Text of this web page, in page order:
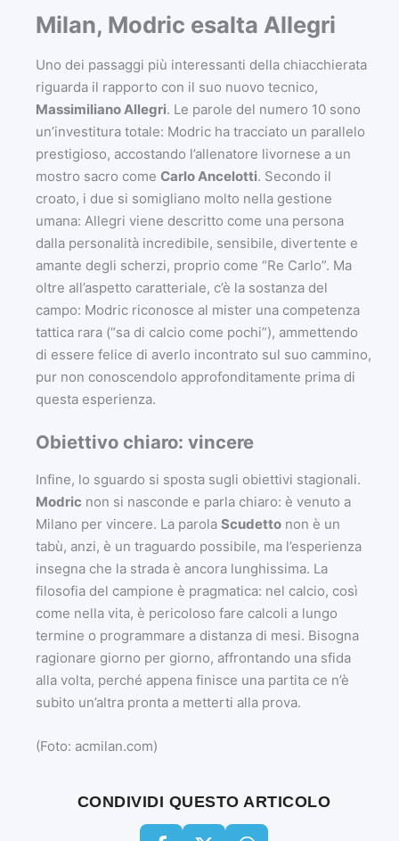
Milan, Modric esalta Allegri
Uno dei passaggi più interessanti della chiacchierata
riguarda il rapporto con il suo nuovo tecnico,
Massimiliano Allegri. Le parole del numero 10 sono
un’investitura totale: Modric ha tracciato un parallelo
prestigioso, accostando l’allenatore livornese a un
mostro sacro come Carlo Ancelotti. Secondo il
croato, i due si somigliano molto nella gestione
umana: Allegri viene descritto come una persona
dalla personalità incredibile, sensibile, divertente e
amante degli scherzi, proprio come “Re Carlo”. Ma
oltre all’aspetto caratteriale, c’è la sostanza del
campo: Modric riconosce al mister una competenza
tattica rara (“sa di calcio come pochi”), ammettendo
di essere felice di averlo incontrato sul suo cammino,
pur non conoscendolo approfonditamente prima di
questa esperienza.
Obiettivo chiaro: vincere
Infine, lo sguardo si sposta sugli obiettivi stagionali.
Modric non si nasconde e parla chiaro: è venuto a
Milano per vincere. La parola Scudetto non è un
tabù, anzi, è un traguardo possibile, ma l’esperienza
insegna che la strada è ancora lunghissima. La
filosofia del campione è pragmatica: nel calcio, così
come nella vita, è pericoloso fare calcoli a lungo
termine o programmare a distanza di mesi. Bisogna
ragionare giorno per giorno, affrontando una sfida
alla volta, perché appena finisce una partita ce n’è
subito un’altra pronta a metterti alla prova.
(Foto: acmilan.com)
CONDIVIDI QUESTO ARTICOLO